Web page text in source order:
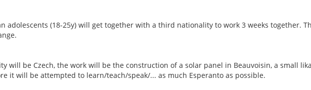
adolescents (18-25y) will get together with a third nationality to work 3 weeks together.
will be Czech, the work will be the construction of a solar panel in Beauvoisin, a small
it will be attempted to learn/teach/speak/... as much Esperanto as possible.